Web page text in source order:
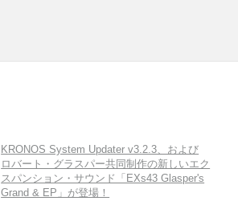
KRONOS System Updater v3.2.3、および
ロバート・グラスパー共同制作の新しいエク
スパンション・サウンド「EXs43 Glasper's
Grand & EP」が登場！